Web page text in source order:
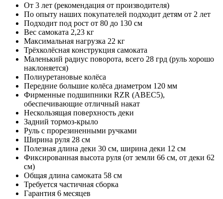
От 3 лет (рекомендация от производителя)
По опыту наших покупателей подходит детям от 2 лет
Подходит под рост от 80 до 130 см
Вес самоката 2,23 кг
Максимальная нагрузка 22 кг
Трёхколёсная конструкция самоката
Маленький радиус поворота, всего 28 грд (руль хорошо
наклоняется)
Полиуретановые колёса
Передние большие колёса диаметром 120 мм
Фирменные подшипники RZR (ABEC5),
обеспечивающие отличный накат
Нескользящая поверхность деки
Задний тормоз-крыло
Руль с прорезиненными ручками
Ширина руля 28 см
Полезная длина деки 30 см, ширина деки 12 см
Фиксированная высота руля (от земли 66 см, от деки 62
см)
Общая длина самоката 58 см
Требуется частичная сборка
Гарантия 6 месяцев